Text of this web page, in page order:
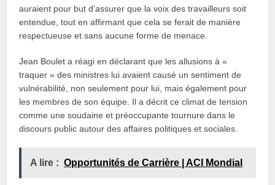
auraient pour but d’assurer que la voix des travailleurs soit
entendue, tout en affirmant que cela se ferait de manière
respectueuse et sans aucune forme de menace.
Jean Boulet a réagi en déclarant que les allusions à «
traquer » des ministres lui avaient causé un sentiment de
vulnérabilité, non seulement pour lui, mais également pour
les membres de son équipe. Il a décrit ce climat de tension
comme une soudaine et préoccupante tournure dans le
discours public autour des affaires politiques et sociales.
A lire : Opportunités de Carrière | ACI Mondial